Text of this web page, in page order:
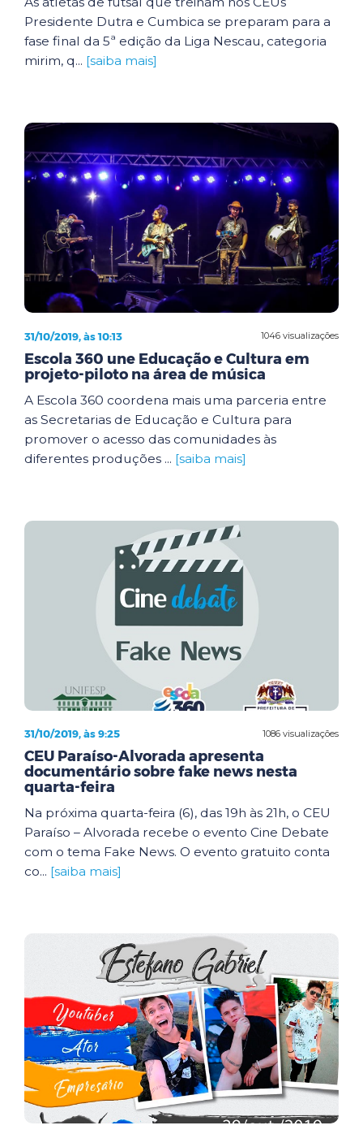
Presidente Dutra e Cumbica se preparam para a
fase final da 5ª edição da Liga Nescau, categoria
mirim, q... [saiba mais]
1046 visualizações
31/10/2019, às 10:13
Escola 360 une Educação e Cultura em
projeto-piloto na área de música
A Escola 360 coordena mais uma parceria entre
as Secretarias de Educação e Cultura para
promover o acesso das comunidades às
diferentes produções ... [saiba mais]
1086 visualizações
31/10/2019, às 9:25
CEU Paraíso-Alvorada apresenta
documentário sobre fake news nesta
quarta-feira
Na próxima quarta-feira (6), das 19h às 21h, o CEU
Paraíso – Alvorada recebe o evento Cine Debate
com o tema Fake News. O evento gratuito conta
co... [saiba mais]